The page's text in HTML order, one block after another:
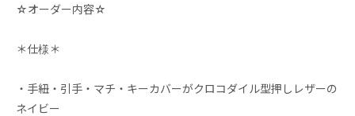
☆オーダー内容☆
＊仕様＊
・手紐・引手・マチ・キーカバーがクロコダイル型押しレザーの
ネイビー